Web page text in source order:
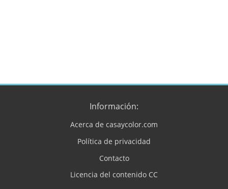
Información:
Acerca de casaycolor.com
Política de privacidad
Contacto
Licencia del contenido CC